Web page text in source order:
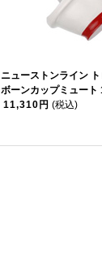
ニューストンライン
ボーンカップミュート
11,310円 (税込)